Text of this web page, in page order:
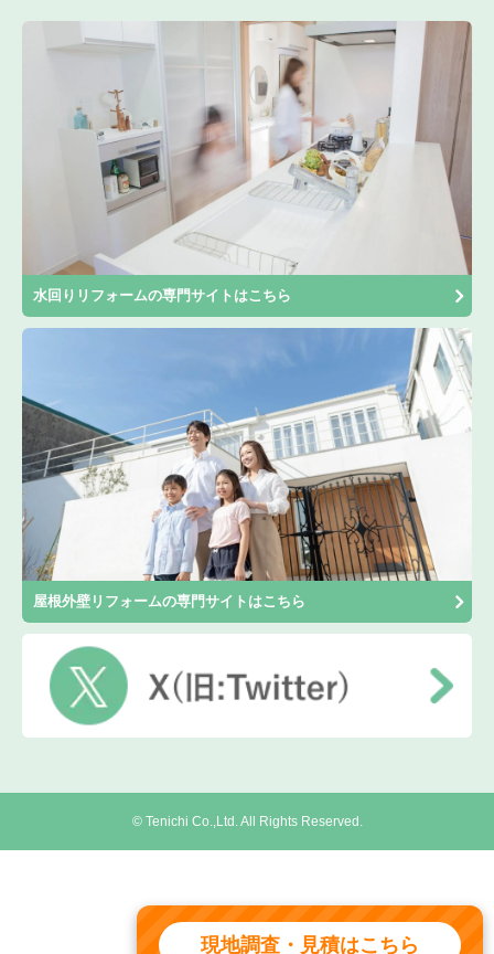
水回りリフォームの専門サイトはこちら
屋根外壁リフォームの専門サイトはこちら
© Tenichi Co.,Ltd. All Rights Reserved.
現地調査・見積はこちら